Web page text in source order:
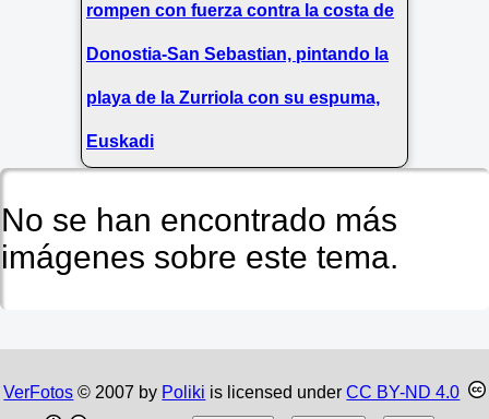
rompen con fuerza contra la costa de
Donostia-San Sebastian, pintando la
playa de la Zurriola con su espuma,
Euskadi
No se han encontrado más
imágenes sobre este tema.
VerFotos © 2007 by Poliki is licensed underCC BY-ND 4.0